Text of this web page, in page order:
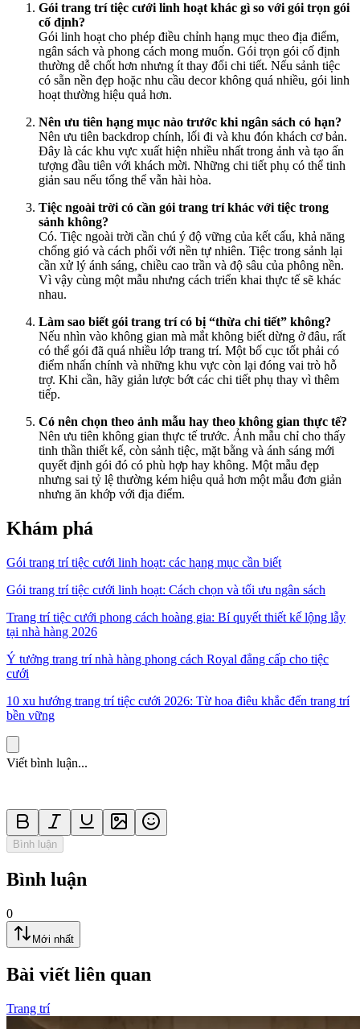
Gói trang trí tiệc cưới linh hoạt khác gì so với gói trọn gói
cố định?
Gói linh hoạt cho phép điều chỉnh hạng mục theo địa điểm,
ngân sách và phong cách mong muốn. Gói trọn gói cố định
thường dễ chốt hơn nhưng ít thay đổi chi tiết. Nếu sảnh tiệc
có sẵn nền đẹp hoặc nhu cầu decor không quá nhiều, gói linh
hoạt thường hiệu quả hơn.
Nên ưu tiên hạng mục nào trước khi ngân sách có hạn?
Nên ưu tiên backdrop chính, lối đi và khu đón khách cơ bản.
Đây là các khu vực xuất hiện nhiều nhất trong ảnh và tạo ấn
tượng đầu tiên với khách mời. Những chi tiết phụ có thể tinh
giản sau nếu tổng thể vẫn hài hòa.
Tiệc ngoài trời có cần gói trang trí khác với tiệc trong
sảnh không?
Có. Tiệc ngoài trời cần chú ý độ vững của kết cấu, khả năng
chống gió và cách phối với nền tự nhiên. Tiệc trong sảnh lại
cần xử lý ánh sáng, chiều cao trần và độ sâu của phông nền.
Vì vậy cùng một mẫu nhưng cách triển khai thực tế sẽ khác
nhau.
Làm sao biết gói trang trí có bị “thừa chi tiết” không?
Nếu nhìn vào không gian mà mắt không biết dừng ở đâu, rất
có thể gói đã quá nhiều lớp trang trí. Một bố cục tốt phải có
điểm nhấn chính và những khu vực còn lại đóng vai trò hỗ
trợ. Khi cần, hãy giản lược bớt các chi tiết phụ thay vì thêm
tiếp.
Có nên chọn theo ảnh mẫu hay theo không gian thực tế?
Nên ưu tiên không gian thực tế trước. Ảnh mẫu chỉ cho thấy
tinh thần thiết kế, còn sảnh tiệc, mặt bằng và ánh sáng mới
quyết định gói đó có phù hợp hay không. Một mẫu đẹp
nhưng sai tỷ lệ thường kém hiệu quả hơn một mẫu đơn giản
nhưng ăn khớp với địa điểm.
Khám phá
Gói trang trí tiệc cưới linh hoạt: các hạng mục cần biết
Gói trang trí tiệc cưới linh hoạt: Cách chọn và tối ưu ngân sách
Trang trí tiệc cưới phong cách hoàng gia: Bí quyết thiết kế lộng lẫy
tại nhà hàng 2026
Ý tưởng trang trí nhà hàng phong cách Royal đẳng cấp cho tiệc
cưới
10 xu hướng trang trí tiệc cưới 2026: Từ hoa điêu khắc đến trang trí
bền vững
Viết bình luận...
Bình luận
Bình luận
0
Mới nhất
Bài viết liên quan
Trang trí